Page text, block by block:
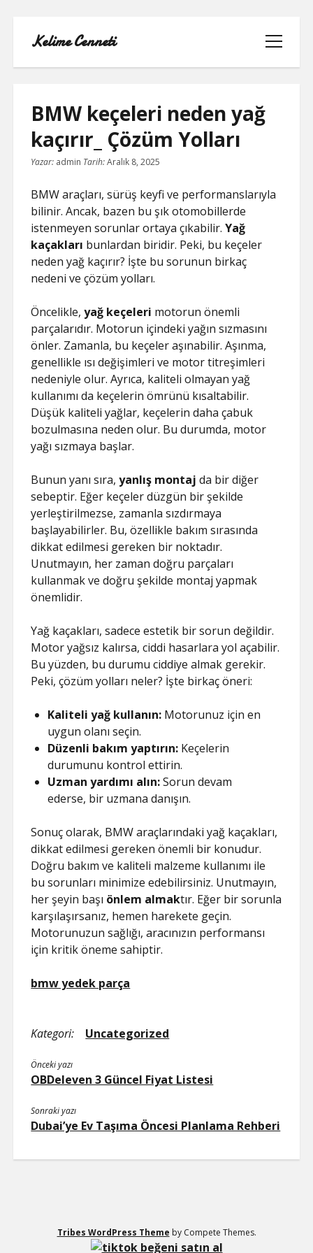
Kelime Cenneti
menüyü
aç
LISTE
SAYFA LISTESI
TWITTER BEĞENI KASMA
TWITTER PROFIL RESMI SILME
BMW keçeleri neden yağ
kaçırır_ Çözüm Yolları
Yazar: admin Tarih:Aralık 8, 2025
BMW araçları, sürüş keyfi ve performanslarıyla
bilinir. Ancak, bazen bu şık otomobillerde
istenmeyen sorunlar ortaya çıkabilir.Yağ
kaçakları bunlardan biridir. Peki, bu keçeler
neden yağ kaçırır? İşte bu sorunun birkaç
nedeni ve çözüm yolları.
Öncelikle,yağ keçeleri motorun önemli
parçalarıdır. Motorun içindeki yağın sızmasını
önler. Zamanla, bu keçeler aşınabilir. Aşınma,
genellikle ısı değişimleri ve motor titreşimleri
nedeniyle olur. Ayrıca, kaliteli olmayan yağ
kullanımı da keçelerin ömrünü kısaltabilir.
Düşük kaliteli yağlar, keçelerin daha çabuk
bozulmasına neden olur. Bu durumda, motor
yağı sızmaya başlar.
Bunun yanı sıra,yanlış montaj da bir diğer
sebeptir. Eğer keçeler düzgün bir şekilde
yerleştirilmezse, zamanla sızdırmaya
başlayabilirler. Bu, özellikle bakım sırasında
dikkat edilmesi gereken bir noktadır.
Unutmayın, her zaman doğru parçaları
kullanmak ve doğru şekilde montaj yapmak
önemlidir.
Yağ kaçakları, sadece estetik bir sorun değildir.
Motor yağsız kalırsa, ciddi hasarlara yol açabilir.
Bu yüzden, bu durumu ciddiye almak gerekir.
Peki, çözüm yolları neler? İşte birkaç öneri:
Kaliteli yağ kullanın: Motorunuz için en
uygun olanı seçin.
Düzenli bakım yaptırın: Keçelerin
durumunu kontrol ettirin.
Uzman yardımı alın:Sorun devam
ederse, bir uzmana danışın.
Sonuç olarak, BMW araçlarındaki yağ kaçakları,
dikkat edilmesi gereken önemli bir konudur.
Doğru bakım ve kaliteli malzeme kullanımı ile
bu sorunları minimize edebilirsiniz. Unutmayın,
her şeyin başı önlem almaktır. Eğer bir sorunla
karşılaşırsanız, hemen harekete geçin.
Motorunuzun sağlığı, aracınızın performansı
için kritik öneme sahiptir.
bmw yedek parça
Kategori: Uncategorized
Önceki yazı
OBDeleven 3 Güncel Fiyat Listesi
Sonraki yazı
Dubai’ye Ev Taşıma Öncesi Planlama Rehberi
Tribes WordPress Theme by Compete Themes.